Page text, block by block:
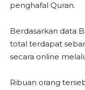
penghafal Quran.
Berdasarkan data
total terdapat
secara online
Ribuan orang